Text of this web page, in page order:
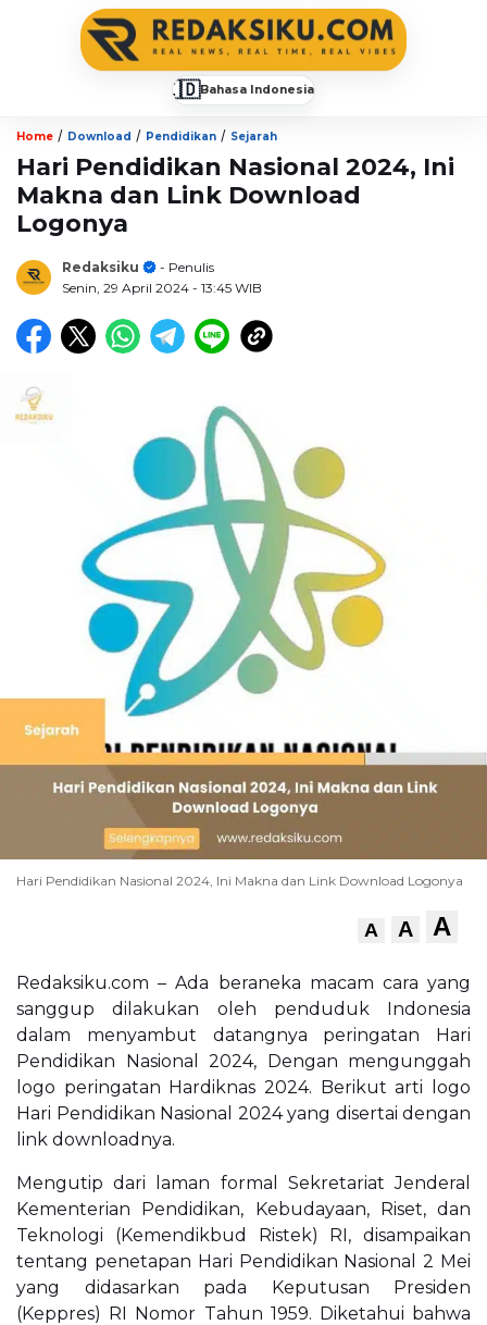
🇮🇩Bahasa Indonesia
Home / Download / Pendidikan / Sejarah
Hari Pendidikan Nasional 2024, Ini
Makna dan Link Download
Logonya
Redaksiku
- Penulis
Senin, 29 April 2024 - 13:45 WIB
Hari Pendidikan Nasional 2024, Ini Makna dan Link Download Logonya
A A A
Redaksiku.com – Ada beraneka macam cara yang
sanggup dilakukan oleh penduduk Indonesia
dalam menyambut datangnya peringatan Hari
Pendidikan Nasional 2024, Dengan mengunggah
logo peringatan Hardiknas 2024. Berikut arti logo
Hari Pendidikan Nasional 2024 yang disertai dengan
link downloadnya.
Mengutip dari laman formal Sekretariat Jenderal
Kementerian Pendidikan, Kebudayaan, Riset, dan
Teknologi (Kemendikbud Ristek) RI, disampaikan
tentang penetapan Hari Pendidikan Nasional 2 Mei
yang didasarkan pada Keputusan Presiden
(Keppres) RI Nomor Tahun 1959. Diketahui bahwa